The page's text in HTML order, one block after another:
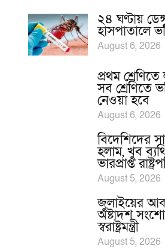
২৪ ঘণ্টায়
হাসপাতালে
August 6, 2026
প্রথম
সব শ্রেণিতে
নেওয়া হবে
August 6, 2026
বিদেশিদের
হলাম, খুব
ভারপ্রাপ্ত
August 5, 2026
জুলাইয়ের
অষ্টাদশ
স্বরাষ্ট্রমন্ত্রী
August 5, 2026